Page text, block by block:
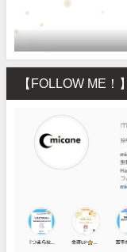
【FOLLOW ME！